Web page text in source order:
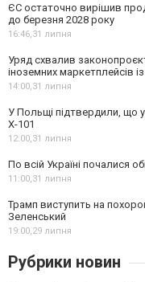
ЄС остаточно вирішив
до березня 2028 року
16:46,31 липня
Уряд схвалив
іноземних маркетплейсів
14:00,31 липня
У Польщі підтвердили, що
Х-101
12:00,31 липня
По всій Україні почалися
11:00,31 липня
Трамп виступить на
Зеленський
19:00,29 липня
Рубрики новин